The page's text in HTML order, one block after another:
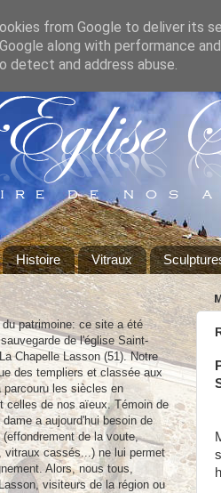
Histoire Vitraux
patrimoine: ce site a été
de l'église Saint-
Chapelle Lasson (51). Notre
des templiers et classée aux
les siècles en
celles de nos aïeux. Témoin de
a aujourd'hui besoin de
de la voute,
vitraux cassés...) ne lui permet
Alors, nous tous,
visiteurs de la région ou
from Google to deliver its
along with performance
detect and address abuse.